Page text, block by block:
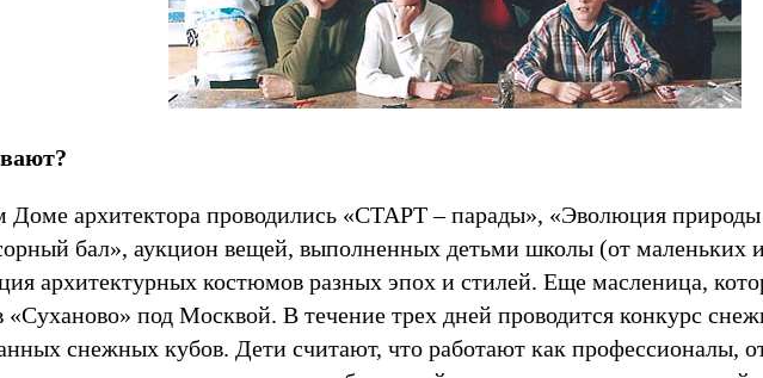
Доме архитектора проводились «СТАРТ – парады», «Эволюция
бал», аукцион вещей, выполненных детьми школы (от маленьких
архитектурных костюмов разных эпох и стилей. Еще масленица,
«Суханово» под Москвой. В течение трех дней проводится конкурс
снежных кубов. Дети считают, что работают как профессионалы,